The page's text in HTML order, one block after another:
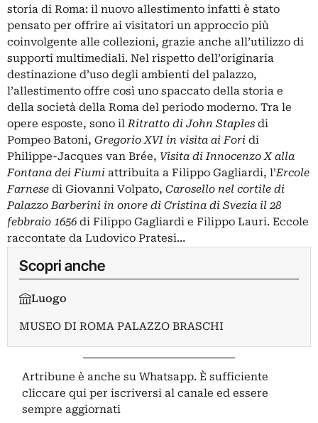
storia di Roma: il nuovo allestimento infatti è stato
pensato per offrire ai visitatori un approccio più
coinvolgente alle collezioni, grazie anche all’utilizzo di
supporti multimediali. Nel rispetto dell’originaria
destinazione d’uso degli ambienti del palazzo,
l’allestimento offre così uno spaccato della storia e
della società della Roma del periodo moderno. Tra le
opere esposte, sono ilRitratto di John Staples di
Pompeo Batoni, Gregorio XVI in visita ai Fori di
Philippe-Jacques van Brée, Visita di Innocenzo X alla
Fontana dei Fiumi attribuita a Filippo Gagliardi, l’Ercole
Farnese di Giovanni Volpato, Carosello nel cortile di
Palazzo Barberini in onore di Cristina di Svezia il 28
febbraio 1656di Filippo Gagliardi e Filippo Lauri. Eccole
raccontate da Ludovico Pratesi…
Scopri anche
Luogo
MUSEO DI ROMA PALAZZO BRASCHI
Artribune è anche su Whatsapp. È sufficiente
cliccare qui per iscriversi al canale ed essere
sempre aggiornati